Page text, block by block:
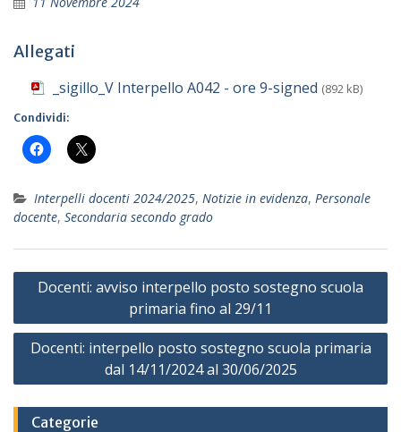
Allegati
_sigillo_V Interpello A042 - ore 9-signed (892 kB)
Condividi:
Interpelli docenti 2024/2025, Notizie in evidenza, Personale
docente, Secondaria secondo grado
Navigazione
Docenti: avviso interpello posto sostegno scuola
primaria fino al 29/11
Docenti: interpello posto sostegno scuola primaria
dal 14/11/2024 al 30/06/2025
Categorie